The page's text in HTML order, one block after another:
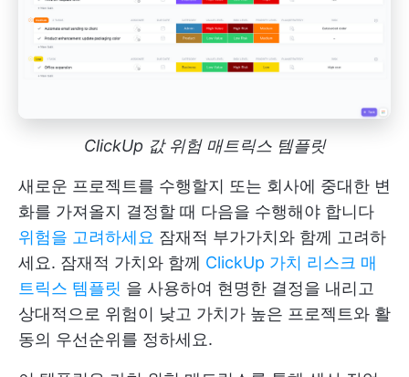
ClickUp 값 위험 매트릭스 템플릿
새로운 프로젝트를 수행할지 또는 회사에 중대한 변
화를 가져올지 결정할 때 다음을 수행해야 합니다
위험을 고려하세요 잠재적 부가가치와 함께 고려하
세요. 잠재적 가치와 함께 ClickUp 가치 리스크 매
트릭스 템플릿 을 사용하여 현명한 결정을 내리고
상대적으로 위험이 낮고 가치가 높은 프로젝트와 활
동의 우선순위를 정하세요.